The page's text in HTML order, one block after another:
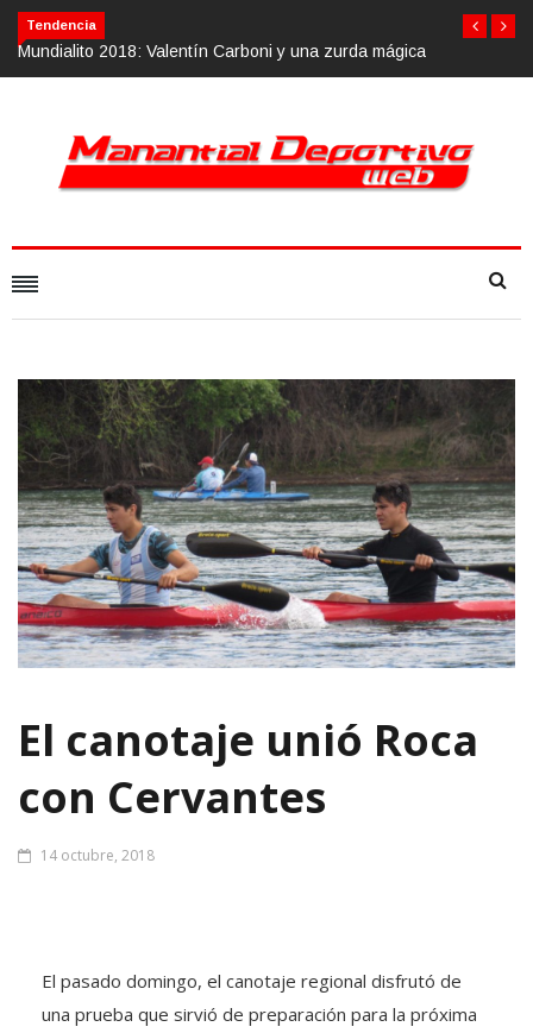
Tendencia
zurda mágicaCalvario Race 2018, 10 de noviembre
El canotaje unió Roca
con Cervantes
14 octubre, 2018
El pasado domingo, el canotaje regional disfrutó de
una prueba que sirvió de preparación para la próxima